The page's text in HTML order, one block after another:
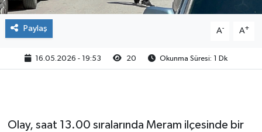
Paylaş A- A+
16.05.2026 - 19:53 20 Okunma Süresi: 1 Dk
Olay, saat 13.00 sıralarında Meram ilçesinde bir
Siyaset
Teknoloji